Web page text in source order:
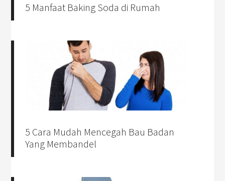
5 Manfaat Baking Soda di Rumah
5 Cara Mudah Mencegah Bau Badan
Yang Membandel